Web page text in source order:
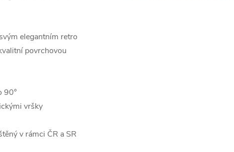
elegantním retro
povrchovou
90°
vršky
v rámci ČR a SR